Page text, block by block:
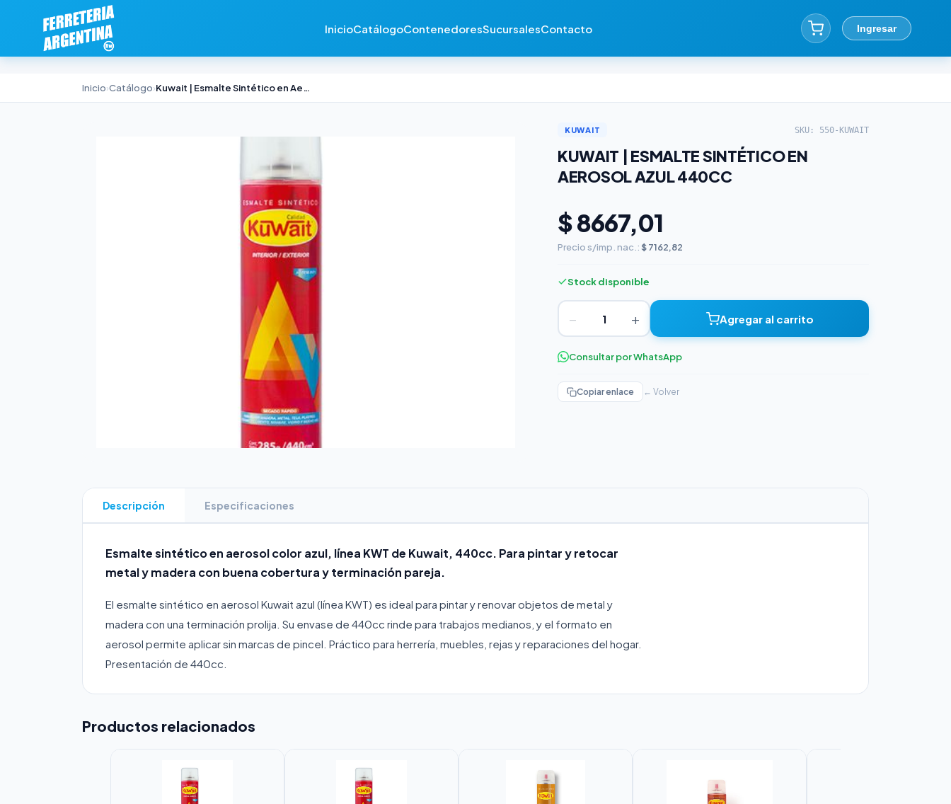
InicioCatálogoContenedoresSucursalesContacto Ingresar
Inicio›Catálogo› Kuwait | Esmalte Sintético en Aerosol Azul 440cc
KUWAIT SKU: 550-KUWAIT
KUWAIT | ESMALTE SINTÉTICO EN
AEROSOL AZUL 440CC
$ 8667,01
Precio s/imp. nac.: $ 7162,82
Stock disponible
− + Agregar al carrito
Consultar por WhatsApp
Copiar enlace ← Volver
Descripción Especificaciones
Esmalte sintético en aerosol color azul, línea KWT de Kuwait, 440cc. Para pintar y retocar
metal y madera con buena cobertura y terminación pareja.
El esmalte sintético en aerosol Kuwait azul (línea KWT) es ideal para pintar y renovar objetos de metal y
madera con una terminación prolija. Su envase de 440cc rinde para trabajos medianos, y el formato en
aerosol permite aplicar sin marcas de pincel. Práctico para herrería, muebles, rejas y reparaciones del hogar.
Presentación de 440cc.
Productos relacionados